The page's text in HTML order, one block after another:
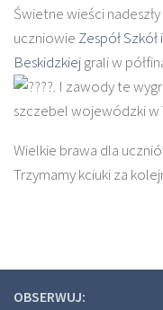
Świetne wieści
uczniowie Zespół
Beskidzkiejgrali w
. I zawody te
szczebel wojewódzki w
Wielkie brawa dla
Trzymamy kciuki za
OBSERWUJ: